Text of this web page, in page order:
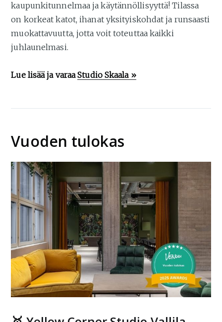
kaupunkitunnelmaa ja käytännöllisyyttä! Tilassa
on korkeat katot, ihanat yksityiskohdat ja runsaasti
muokattavuutta, jotta voit toteuttaa kaikki
juhlaunelmasi.
Lue lisää ja varaaStudio Skaala »
Vuoden tulokas